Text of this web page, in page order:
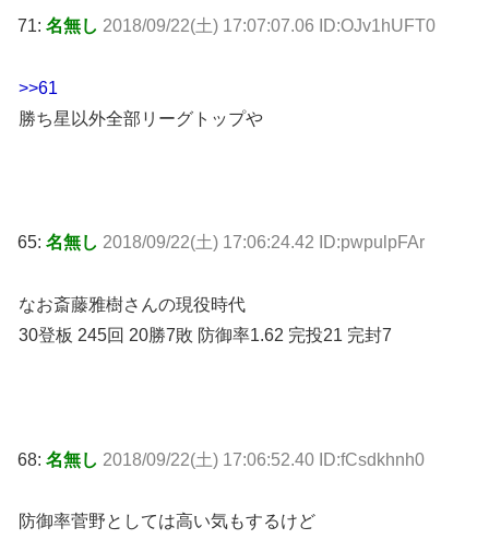
71: 名無し 2018/09/22(土) 17:07:07.06 ID:OJv1hUFT0
>>61
勝ち星以外全部リーグトップや
65: 名無し 2018/09/22(土) 17:06:24.42 ID:pwpulpFAr
なお斎藤雅樹さんの現役時代
30登板 245回 20勝7敗 防御率1.62 完投21 完封7
68: 名無し 2018/09/22(土) 17:06:52.40 ID:fCsdkhnh0
防御率菅野としては高い気もするけど